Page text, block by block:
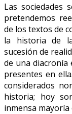
Las sociedades
pretendemos
de los textos de
la historia de
sucesión de
de una diacronía
presentes en
considerados
historia; hoy
inmensa mayoría